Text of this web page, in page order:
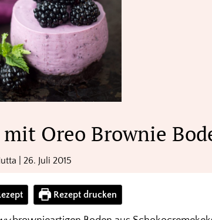
Oreo Brownie
26. Juli 2015
Rezept drucken